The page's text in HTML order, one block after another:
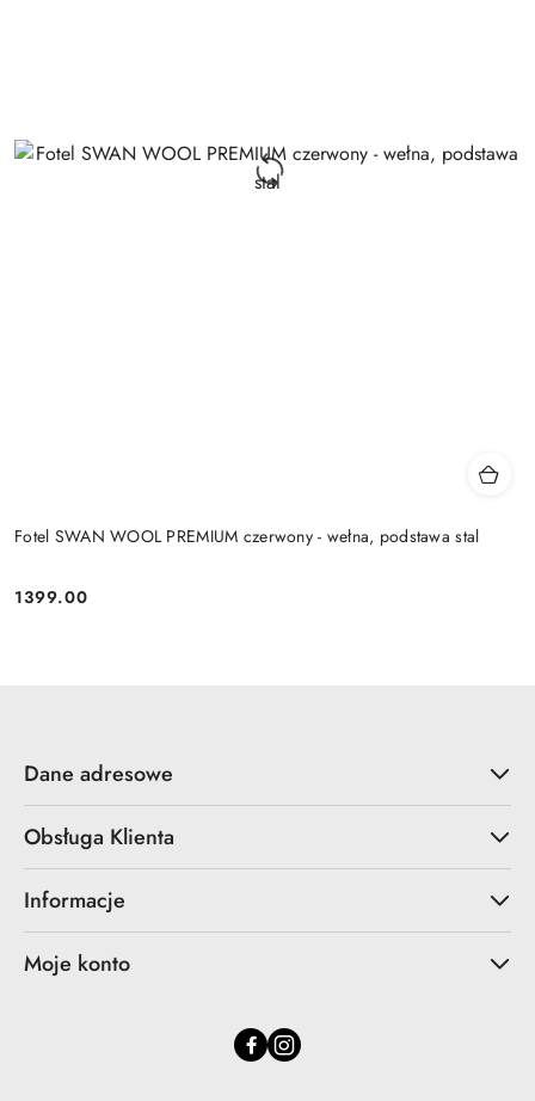
Fotel SWAN WOOL PREMIUM czerwony - wełna, podstawa stal
Cena:
1399.00
Dane adresowe
Obsługa Klienta
Informacje
Moje konto